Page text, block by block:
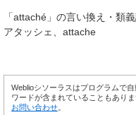
「attaché 」の言い換え・類
アタッシェ
attache
Weblioシソーラスはプログラムで
ワードが含まれていることもあり
お問い合わせ